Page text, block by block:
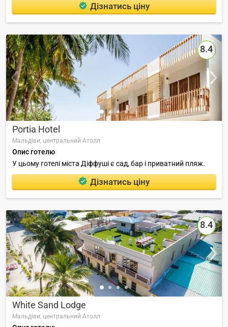
Дізнатись ціну
8.4
Portia Hotel
Мальдіви, центральний Атолл
Опис готелю
У цьому готелі міста Діффуші є сад, бар і приватний пляж.
Дізнатись ціну
8.4
White Sand Lodge
Мальдіви, центральний Атолл